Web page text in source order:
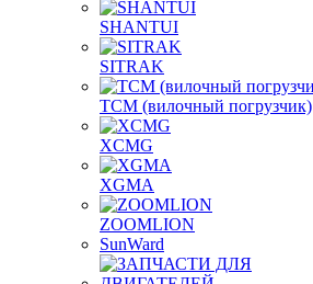
SHANTUI
SITRAK
TCM (вилочный погрузчик)
XCMG
XGMA
ZOOMLION
SunWard